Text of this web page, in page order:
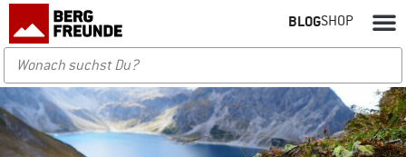
BLOGSHOP